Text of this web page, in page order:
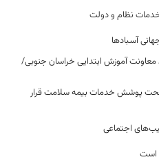
نظام و دولت
آسبادها
معاونت آموزش ابتدایی خراسان جنوبی/
تحت پوشش خدمات بیمه سلامت قرار
اجتماعی
است